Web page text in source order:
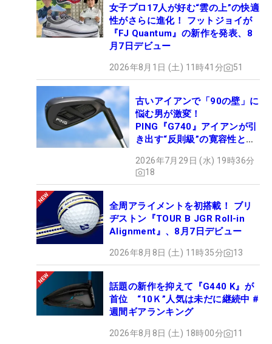
女子プロ17人が好む“雲の上”の快適
性がさらに進化！ フットジョイが
『FJ Quantum』の新作を発表、8
月7日デビュー
2026年8月1日 (土) 11時41分 51
古いアイアンで「90の壁」に
悩む男が激変！
PING『G740』アイアンが引
き出す“反則級”の寛容性と飛
2026年7月29日 (水) 19時36分
18
全周アライメントを初搭載！ ブリ
ヂストン『TOUR B JGR Roll-in
Alignment』、8月7日デビュー
2026年8月8日 (土) 11時35分 13
話題の新作を抑えて『G440 K』が
首位 “10Ｋ”人気は未だに継続中 #
週間ギアランキング
2026年8月8日 (土) 18時00分 11